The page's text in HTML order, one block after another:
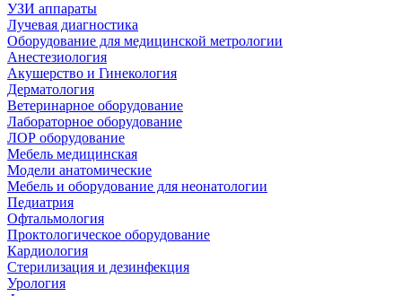
УЗИ аппараты
Лучевая диагностика
Оборудование для медицинской метрологии
Анестезиология
Акушерство и Гинекология
Дерматология
Ветеринарное оборудование
Лабораторное оборудование
ЛОР оборудование
Мебель медицинская
Модели анатомические
Мебель и оборудование для неонатологии
Педиатрия
Офтальмология
Проктологическое оборудование
Кардиология
Стерилизация и дезинфекция
Урология